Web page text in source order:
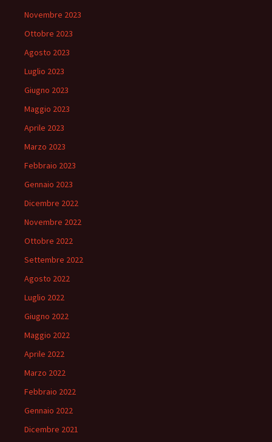
Novembre 2023
Ottobre 2023
Agosto 2023
Luglio 2023
Giugno 2023
Maggio 2023
Aprile 2023
Marzo 2023
Febbraio 2023
Gennaio 2023
Dicembre 2022
Novembre 2022
Ottobre 2022
Settembre 2022
Agosto 2022
Luglio 2022
Giugno 2022
Maggio 2022
Aprile 2022
Marzo 2022
Febbraio 2022
Gennaio 2022
Dicembre 2021